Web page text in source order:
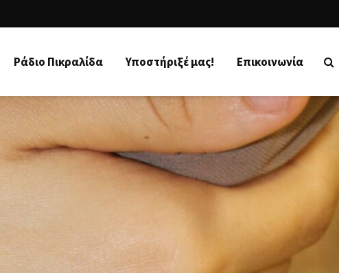
Ράδιo Πικραλίδα Υποστήριξέ μας! Επικοινωνία